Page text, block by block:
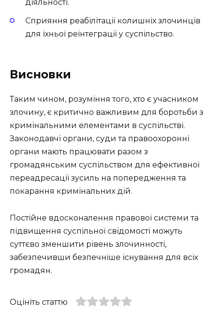
діяльності.
Сприяння реабілітації колишніх злочинців
для їхньої реінтеграції у суспільство.
Висновки
Таким чином, розуміння того, хто є учасником
злочину, є критично важливим для боротьби з
кримінальними елементами в суспільстві.
Законодавчі органи, суди та правоохоронні
органи мають працювати разом з
громадянським суспільством для ефективної
переадресації зусиль на попередження та
покарання кримінальних дій.
Постійне вдосконалення правової системи та
підвищення суспільної свідомості можуть
суттєво зменшити рівень злочинності,
забезпечивши безпечніше існування для всіх
громадян.
Оцініть статтю